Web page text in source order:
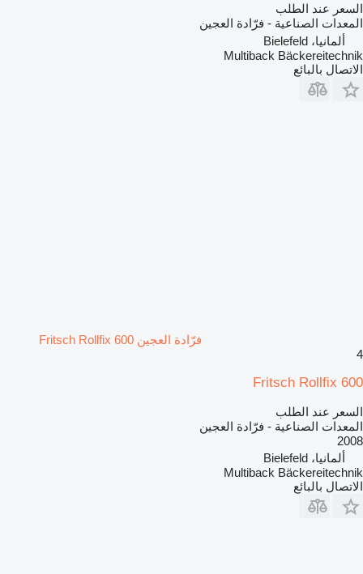
السعر عند الطلب
المعدات الصناعية - فرّادة العجين
ألمانيا، Bielefeld
Multiback Bäckereitechnik
الاتصال بالبائع
فرّادة العجين Fritsch Rollfix 600
4
Fritsch Rollfix 600
السعر عند الطلب
المعدات الصناعية - فرّادة العجين
2008
ألمانيا، Bielefeld
Multiback Bäckereitechnik
الاتصال بالبائع